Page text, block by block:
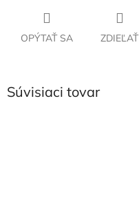
OPÝTAŤ SA ZDIEĽAŤ
Súvisiaci tovar